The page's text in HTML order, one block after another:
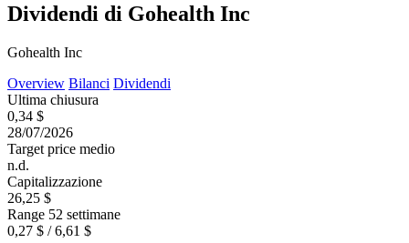
Dividendi di Gohealth Inc
Gohealth Inc
Overview Bilanci Dividendi
Ultima chiusura
0,34 $
28/07/2026
Target price medio
n.d.
Capitalizzazione
26,25 $
Range 52 settimane
0,27 $ / 6,61 $